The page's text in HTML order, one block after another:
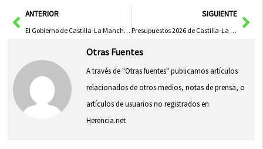
AntANTERIOR
El Gobierno de Castilla-La Mancha Destaca el Papel de Eurocaja Rural en la Cohesión Territorial y el Impulso Económico
SIGUIENTE
Presupuestos 2026 de Castilla-La Mancha: Enfocados en Bienestar y Progreso Regional
Otras Fuentes
A través de "Otras fuentes" publicamos artículos
relacionados de otros medios, notas de prensa, o
artículos de usuarios no registrados en
Herencia.net